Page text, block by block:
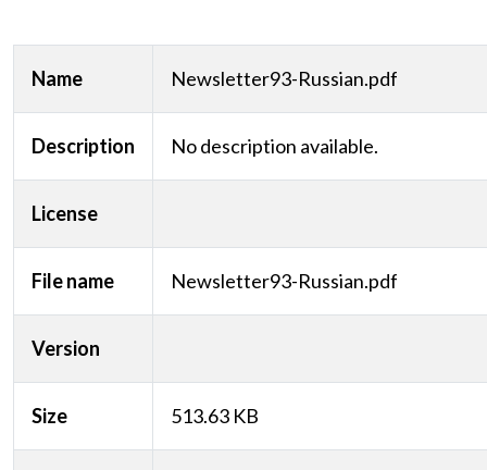
Name Newsletter93-Russian.pdf
Description No description available.
License
File name Newsletter93-Russian.pdf
Version
Size 513.63 KB